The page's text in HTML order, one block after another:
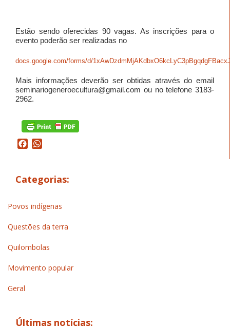
Estão sendo oferecidas 90 vagas. As inscrições para o
evento poderão ser realizadas no
docs.google.com/forms/d/
Mais informações deverão ser obtidas através do email
seminariogeneroecultura@gmail.com ou no telefone 3183-
2962.
Facebook
Categorias:
Povos indígenas
Questões da terra
Quilombolas
Movimento popular
Geral
Últimas notícias: